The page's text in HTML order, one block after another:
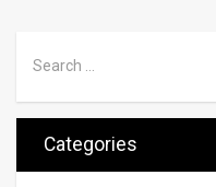
Search for:
Categories